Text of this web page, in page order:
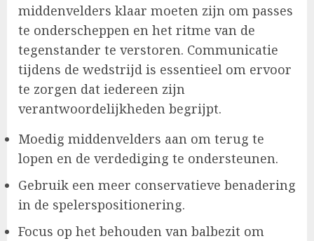
middenvelders klaar moeten zijn om passes
te onderscheppen en het ritme van de
tegenstander te verstoren. Communicatie
tijdens de wedstrijd is essentieel om ervoor
te zorgen dat iedereen zijn
verantwoordelijkheden begrijpt.
Moedig middenvelders aan om terug te
lopen en de verdediging te ondersteunen.
Gebruik een meer conservatieve benadering
in de spelerspositionering.
Focus op het behouden van balbezit om